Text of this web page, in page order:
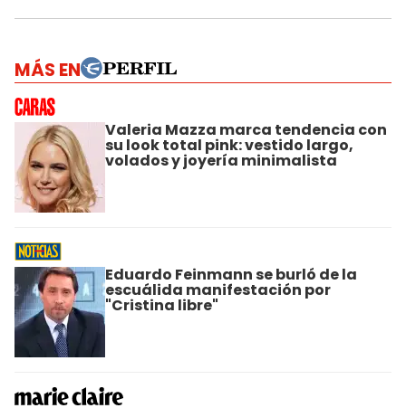
MÁS EN
Valeria Mazza marca tendencia con
su look total pink: vestido largo,
volados y joyería minimalista
Eduardo Feinmann se burló de la
escuálida manifestación por
"Cristina libre"